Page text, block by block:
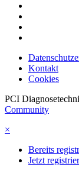
Kontakt
Cookies
PCI
Community
×
Bereits
Jetzt